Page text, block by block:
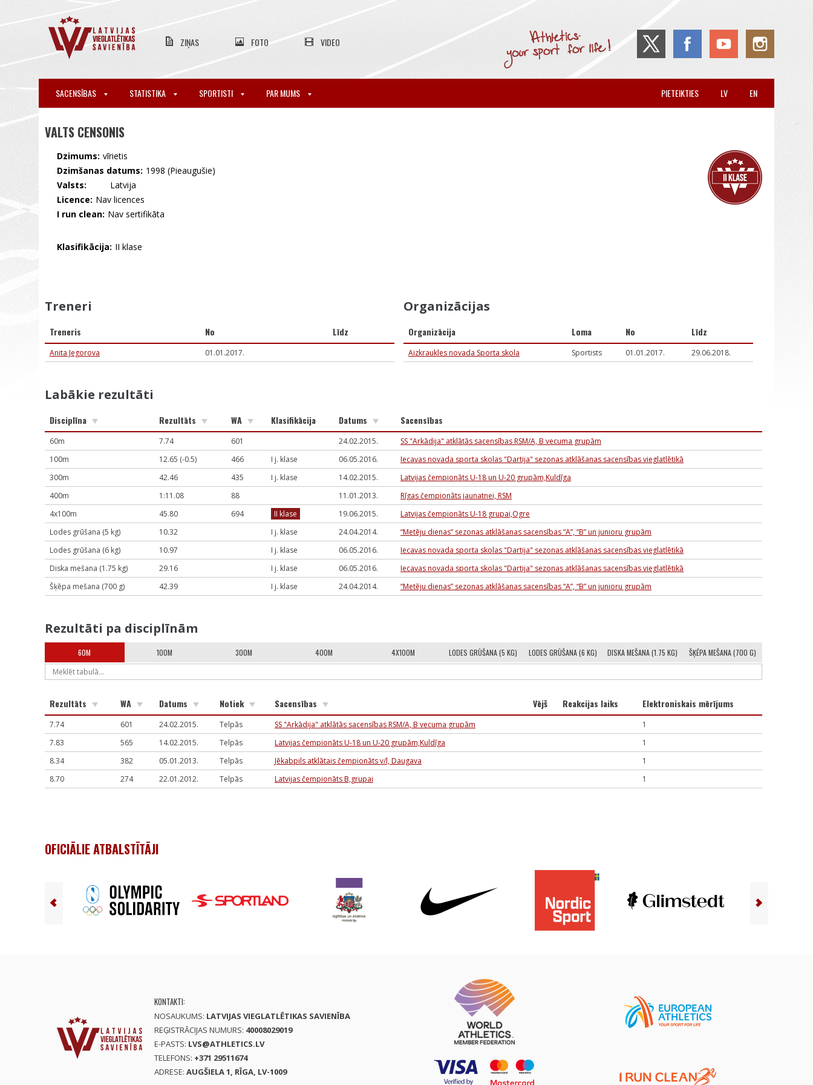
ZIŅAS FOTO VIDEO
SACENSĪBAS STATISTIKA SPORTISTI PAR MUMS EN
LV
PIETEIKTIES
VALTS CENSONIS
Dzimums: vīrietis
Dzimšanas datums: 1998 (Pieaugušie)
Valsts:
🇱🇻 Latvija
Licence: Nav licences
I run clean: Nav sertifikāta
Klasifikācija: II klase
Treneri
Treneris No Līdz
Anita Jegorova 01.01.2017.
Organizācijas
Organizācija Loma No Līdz
Aizkraukles novada Sporta skola Sportists 01.01.2017. 29.06.2018.
Labākie rezultāti
Disciplīna Rezultāts WA Klasifikācija Datums Sacensības
60m 7.74 601 24.02.2015.
SS "Arkādija" atklātās sacensības RSM/A, B vecuma grupām
100m
12.65 (-0.5) 466 I j. klase 06.05.2016.
Iecavas novada sporta skolas "Dartija" sezonas atklāšanas sacensības vieglatlētikā
300m
42.46 435 I j. klase 14.02.2015.
Latvijas čempionāts U-18 un U-20 grupām,Kuldīga
400m
1:11.08 88 11.01.2013.
Rīgas čempionāts jaunatnei, RSM
4x100m
45.80 694 II klase 19.06.2015.
Latvijas čempionāts U-18 grupai,Ogre
Lodes grūšana (5 kg)
10.32 I j. klase 24.04.2014.
“Metēju dienas” sezonas atklāšanas sacensības “A”, “B” un junioru grupām
Lodes grūšana (6 kg)
10.97 I j. klase 06.05.2016.
Iecavas novada sporta skolas "Dartija" sezonas atklāšanas sacensības vieglatlētikā
Diska mešana (1.75 kg)
29.16 I j. klase 06.05.2016.
Iecavas novada sporta skolas "Dartija" sezonas atklāšanas sacensības vieglatlētikā
Šķēpa mešana (700 g)
42.39 I j. klase 24.04.2014. “Metēju dienas” sezonas atklāšanas sacensības “A”, “B” un junioru grupām
Rezultāti pa disciplīnām
60M 100M 300M 400M 4X100M LODES GRŪŠANA (5 KG) LODES GRŪŠANA (6 KG) DISKA MEŠANA (1.75 KG) ŠĶĒPA MEŠANA (700 G)
Rezultāts WA Datums Notiek Sacensības Vējš Reakcijas laiks Elektroniskais mērījums
7.74 601 24.02.2015. Telpās SS "Arkādija" atklātās sacensības RSM/A, B vecuma grupām
1
7.83
565 14.02.2015. Telpās Latvijas čempionāts U-18 un U-20 grupām,Kuldīga
1
8.34
382 05.01.2013. Telpās Jēkabpils atklātais čempionāts v/l, Daugava
1
8.70
274 22.01.2012. Telpās Latvijas čempionāts B,grupai 1
OFICIĀLIE ATBALSTĪTĀJI
KONTAKTI:
NOSAUKUMS: LATVIJAS VIEGLATLĒTIKAS SAVIENĪBA
REĢISTRĀCIJAS NUMURS: 40008029019
E-PASTS: LVS@ATHLETICS.LV
TELEFONS: +371 29511674
ADRESE: AUGŠIELA 1, RĪGA, LV-1009